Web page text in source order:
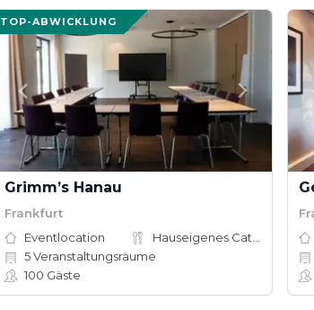
TOP-ABWICKLUNG
Grimm’s Hanau
Frankfurt
Eventlocation
5Veranstaltungsräume
100 Gäste